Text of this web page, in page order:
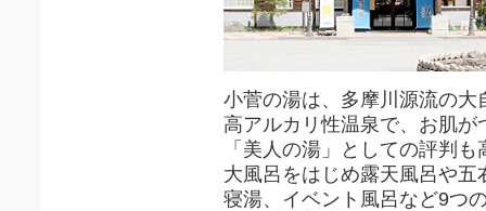
小菅の湯は、多摩川源流の
高アルカリ性温泉で、お肌
「美人の湯」としての評判も
大風呂をはじめ露天風呂や五
寝湯、イベント風呂など9つ